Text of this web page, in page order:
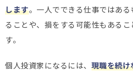
します。一人でできる仕事ではあ
ることや、損をする可能性もある
す。
個人投資家になるには、 現職を続